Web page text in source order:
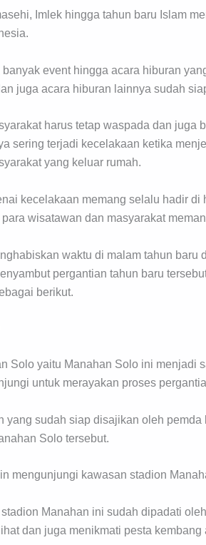
Imlek hingga tahun baru Islam
banyak event hingga acara hiburan
juga acara hiburan lainnya sudah
harus tetap waspada dan juga
sering terjadi kecelakaan ketika
yang keluar rumah.
kecelakaan memang selalu hadir
wisatawan dan masyarakat
waktu di malam tahun baru
pergantian tahun baru
berikut.
Solo yaitu Manahan Solo ini menjadi
untuk merayakan proses
yang sudah siap disajikan oleh
Solo tersebut.
mengunjungi kawasan stadion
Manahan ini sudah dipadati
dan juga menikmati pesta